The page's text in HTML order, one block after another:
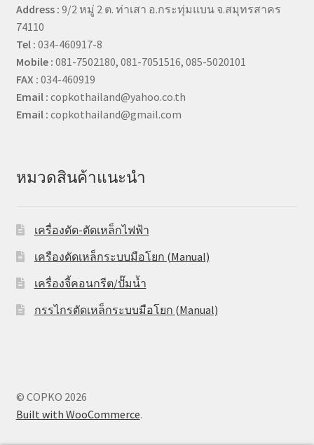
Address : 9/2 หมู่ 2 ต. ท่าเสา อ.กระทุ่มแบน จ.สมุทรสาคร
74110
Tel : 034-460917-8
Mobile : 081-7502180, 081-7051516, 085-5020101
FAX : 034-460919
Email : copkothailand@yahoo.co.th
Email : copkothailand@gmail.com
หมวดสินค้าแนะนำ
เครื่องดัด-ตัดเหล็กไฟฟ้า
เครืองดัดเหล็กระบบมือโยก (Manual)
เครื่องจี้คอนกรีต/ปั๊มน้ำ
กรรไกรตัดเหล็กระบบมือโยก (Manual)
© COPKO 2026
Built with WooCommerce.